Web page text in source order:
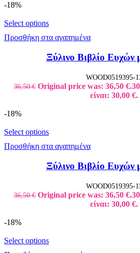
-18%
Select options
Προσθήκη στα αγαπημένα
Ξύλινο Βιβλίο Ευχών
WOOD0519395-
36,50€ Original price was: 36,50 €.
είναι: 30,00 €.
-18%
Select options
Προσθήκη στα αγαπημένα
Ξύλινο Βιβλίο Ευχών
WOOD0519395-
36,50€ Original price was: 36,50 €.
είναι: 30,00 €.
-18%
Select options